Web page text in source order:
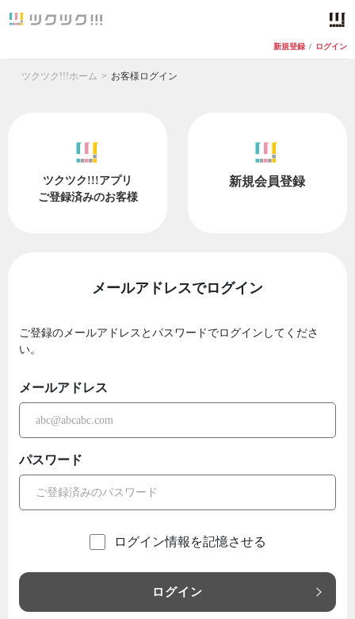
新規登録 / ログイン
ツクツク!!!ホーム お客様ログイン
ツクツク!!!アプリ
ご登録済みのお客様
新規会員登録
メールアドレスでログイン
ご登録のメールアドレスとパスワードでログインしてくださ
い。
メールアドレス
パスワード
ログイン情報を記憶させる
ログイン